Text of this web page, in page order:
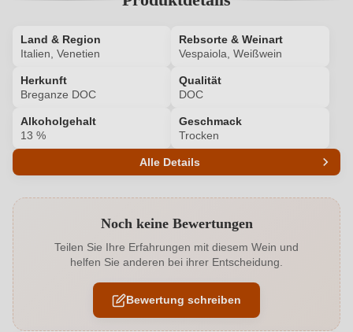
Land & Region
Italien, Venetien
Rebsorte & Weinart
Vespaiola, Weißwein
Herkunft
Breganze DOC
Qualität
DOC
Alkoholgehalt
13 %
Geschmack
Trocken
Alle Details
Alkoholgehalt in % 13 %
Allergene Enthält Sulfite
Bio EU
Noch keine Bewertungen
Teilen Sie Ihre Erfahrungen mit diesem Wein und
helfen Sie anderen bei ihrer Entscheidung.
Bewertung schreiben